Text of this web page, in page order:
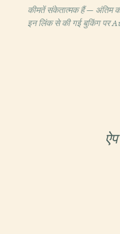
कीमतें संकेतात्मक हैं — अंतिम
इन लिंक से की गई बुकिंग पर